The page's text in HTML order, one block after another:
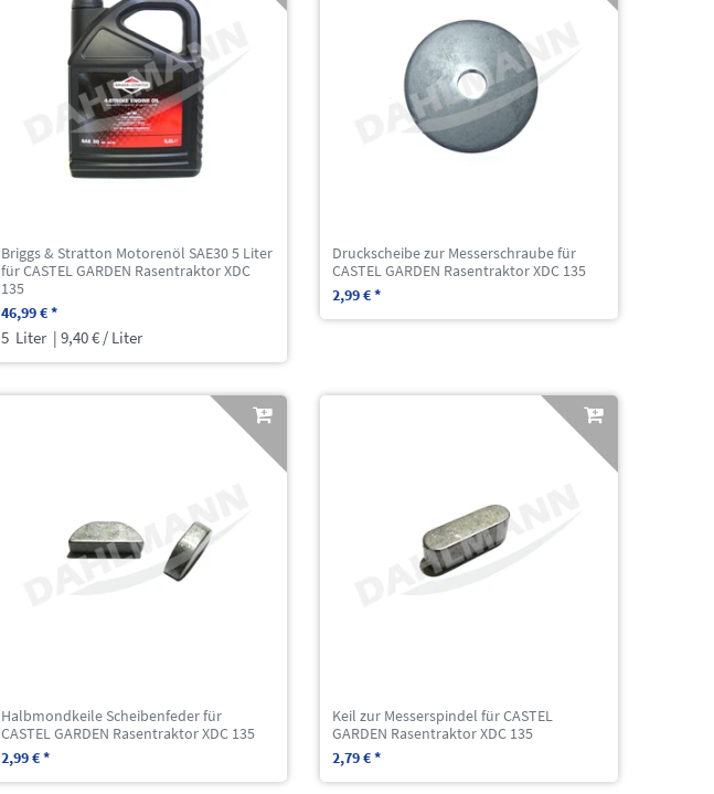
Briggs & Stratton Motorenöl SAE30 5 Liter
für CASTEL GARDEN Rasentraktor XDC
135
46,99 € *
5 Liter | 9,40 € / Liter
Druckscheibe zur Messerschraube für
CASTEL GARDEN Rasentraktor XDC 135
2,99 € *
Halbmondkeile Scheibenfeder für
CASTEL GARDEN Rasentraktor XDC 135
2,99 € *
Keil zur Messerspindel für CASTEL
GARDEN Rasentraktor XDC 135
2,79 € *